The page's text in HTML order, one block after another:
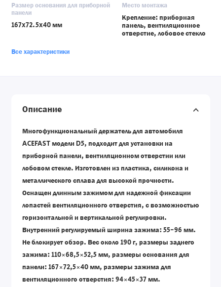
Размер основания для приборной
панели
167x72.5x40 мм
Место монтажа
Крепление: приборная
панель, вентиляционное
отверстие, лобовое стекло
Все характеристики
Описание
Многофункциональный держатель для автомобиля
ACEFAST модели D5, подходит для установки на
приборной панели, вентиляционном отверстии или
лобовом стекле. Изготовлен из пластика, силикона и
металлического сплава для высокой прочности.
Оснащен длинным зажимом для надежной фиксации
лопастей вентиляционного отверстия, с возможностью
горизонтальной и вертикальной регулировки.
Внутренний регулируемый ширина зажима: 55-96 мм.
Не блокирует обзор. Вес около 190 г, размеры заднего
зажима: 110×68,5×52,5 мм, размеры основания для
панели: 167×72,5×40 мм, размеры зажима для
вентиляционного отверстия: 94×45×37 мм.